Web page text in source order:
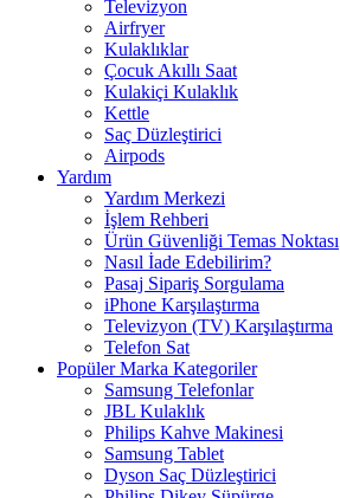
Televizyon
Airfryer
Kulaklıklar
Çocuk Akıllı Saat
Kulakiçi Kulaklık
Kettle
Saç Düzleştirici
Airpods
Yardım
Yardım Merkezi
İşlem Rehberi
Ürün Güvenliği Temas Noktası
Nasıl İade Edebilirim?
Pasaj Sipariş Sorgulama
iPhone Karşılaştırma
Televizyon (TV) Karşılaştırma
Telefon Sat
Popüler Marka Kategoriler
Samsung Telefonlar
JBL Kulaklık
Philips Kahve Makinesi
Samsung Tablet
Dyson Saç Düzleştirici